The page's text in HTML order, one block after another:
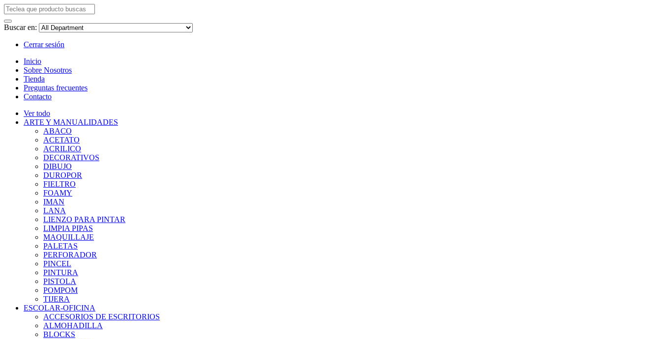
Buscar en:
Cerrar sesión
Inicio
Sobre Nosotros
Tienda
Preguntas frecuentes
Contacto
Ver todo
ARTE Y MANUALIDADES
ABACO
ACETATO
ACRILICO
DECORATIVOS
DIBUJO
DUROPOR
FIELTRO
FOAMY
IMAN
LANA
LIENZO PARA PINTAR
LIMPIA PIPAS
MAQUILLAJE
PALETAS
PERFORADOR
PINCEL
PINTURA
PISTOLA
POMPOM
TIJERA
ESCOLAR-OFICINA
ACCESORIOS DE ESCRITORIOS
ALMOHADILLA
BLOCKS